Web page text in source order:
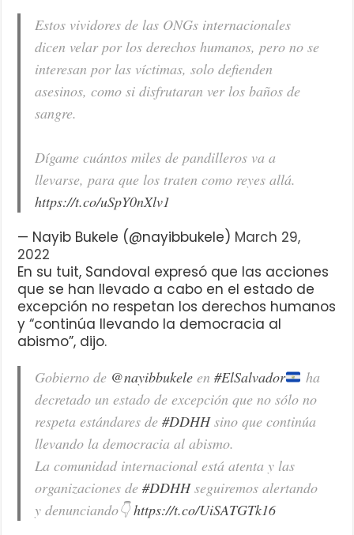
Estos vividores de las ONGs internacionales
dicen velar por los derechos humanos, pero no se
interesan por las víctimas, solo defienden
asesinos, como si disfrutaran ver los baños de
sangre.
Dígame cuántos miles de pandilleros va a
llevarse, para que los traten como reyes allá.
https://t.co/uSpY0nXlv1
— Nayib Bukele (@nayibbukele) March 29,
2022
En su tuit, Sandoval expresó que las acciones
que se han llevado a cabo en el estado de
excepción no respetan los derechos humanos
y “continúa llevando la democracia al
abismo”, dijo.
Gobierno de @nayibbukele en#ElSalvador
ha
decretado un estado de excepción que no sólo no
respeta estándares de#DDHHsino que continúa
llevando la democracia al abismo.
La comunidad internacional está atenta y las
organizaciones de#DDHHseguiremos alertando
y denunciando👇https://t.co/UiSATGTk16